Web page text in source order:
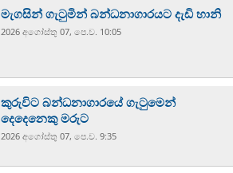
මැගසින් ගැටුමින් බන්ධනාගාරයට දැඩි හානි
2026 අගෝස්‍තු 07, පෙ.ව. 10:05
කුරුවිට බන්ධනාගාරයේ ගැටුමෙන්
දෙදෙනෙකු මරුට
2026 අගෝස්‍තු 07, පෙ.ව. 9:35